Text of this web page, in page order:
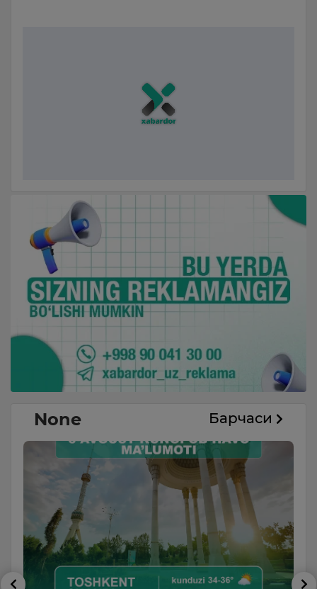
None Барчаси